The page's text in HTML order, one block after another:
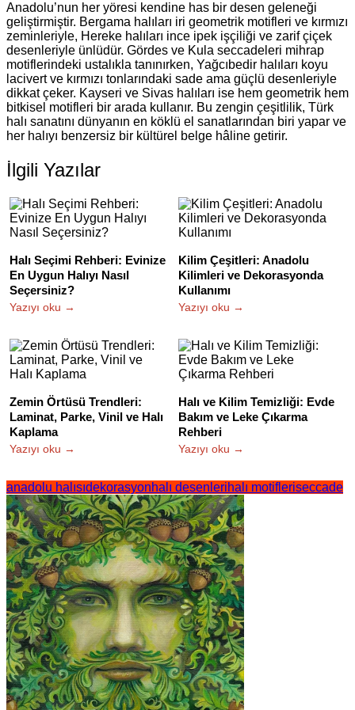
Anadolu’nun her yöresi kendine has bir desen geleneği
geliştirmiştir. Bergama halıları iri geometrik motifleri ve kırmızı
zeminleriyle, Hereke halıları ince ipek işçiliği ve zarif çiçek
desenleriyle ünlüdür. Gördes ve Kula seccadeleri mihrap
motiflerindeki ustalıkla tanınırken, Yağcıbedir halıları koyu
lacivert ve kırmızı tonlarındaki sade ama güçlü desenleriyle
dikkat çeker. Kayseri ve Sivas halıları ise hem geometrik hem
bitkisel motifleri bir arada kullanır. Bu zengin çeşitlilik, Türk
halı sanatını dünyanın en köklü el sanatlarından biri yapar ve
her halıyı benzersiz bir kültürel belge hâline getirir.
İlgili Yazılar
Halı Seçimi Rehberi: Evinize
En Uygun Halıyı Nasıl
Seçersiniz?
Yazıyı oku →
Kilim Çeşitleri: Anadolu
Kilimleri ve Dekorasyonda
Kullanımı
Yazıyı oku →
Zemin Örtüsü Trendleri:
Laminat, Parke, Vinil ve Halı
Kaplama
Yazıyı oku →
Halı ve Kilim Temizliği: Evde
Bakım ve Leke Çıkarma
Rehberi
Yazıyı oku →
anadolu halısıdekorasyonhalı desenlerihalı motifleriseccade